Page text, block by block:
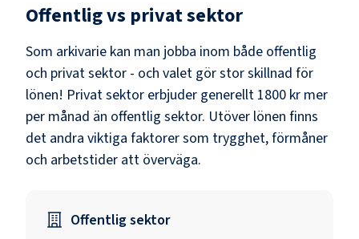
Offentlig vs privat sektor
Som arkivarie kan man jobba inom både offentlig
och privat sektor - och valet gör stor skillnad för
lönen! Privat sektor erbjuder generellt 1800 kr mer
per månad än offentlig sektor. Utöver lönen finns
det andra viktiga faktorer som trygghet, förmåner
och arbetstider att överväga.
Offentlig sektor